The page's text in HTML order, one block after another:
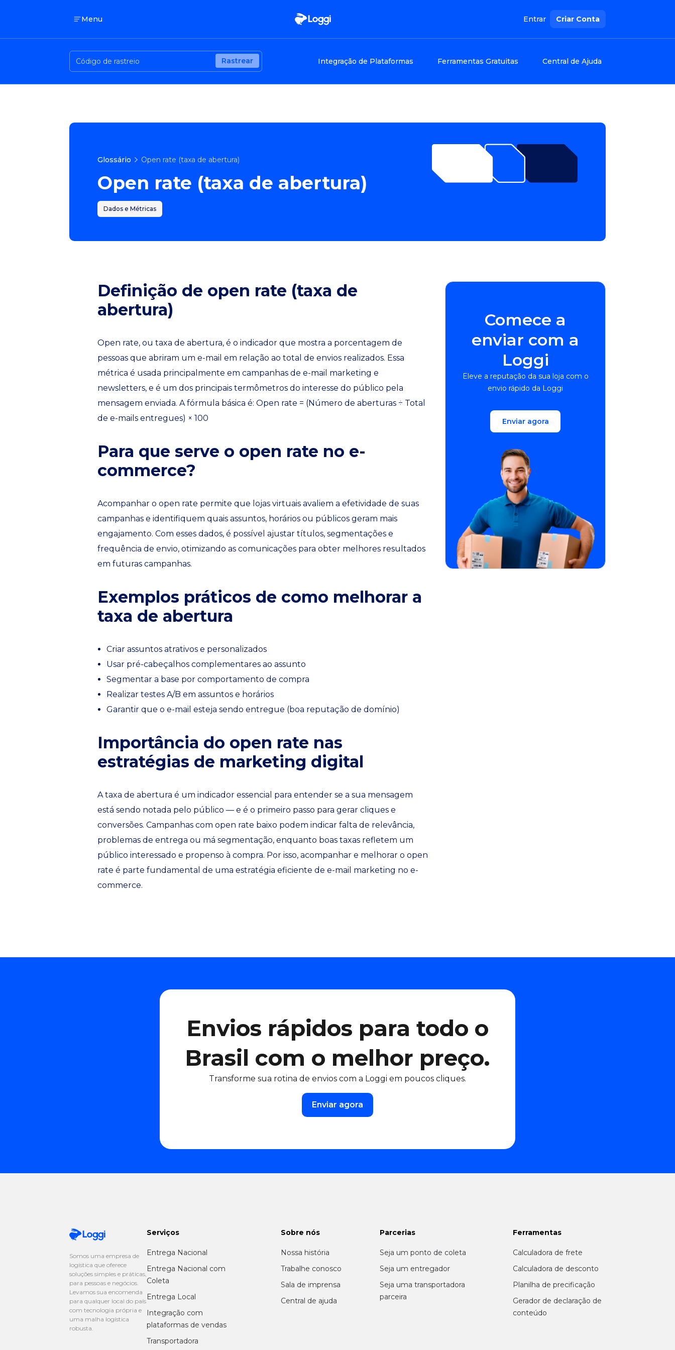
Menu Entrar Criar Conta
Rastrear Integração de Plataformas Ferramentas Gratuitas Central de Ajuda
Glossário Open rate (taxa de abertura)
Open rate (taxa de abertura)
Dados e Métricas
Definição de open rate (taxa de
abertura)
Open rate, ou taxa de abertura, é o indicador que mostra a porcentagem de
pessoas que abriram um e-mail em relação ao total de envios realizados. Essa
métrica é usada principalmente em campanhas de e-mail marketing e
newsletters, e é um dos principais termômetros do interesse do público pela
mensagem enviada. A fórmula básica é: Open rate = (Número de aberturas ÷ Total
de e-mails entregues) × 100
Para que serve o open rate no e-
commerce?
Acompanhar o open rate permite que lojas virtuais avaliem a efetividade de suas
campanhas e identifiquem quais assuntos, horários ou públicos geram mais
engajamento. Com esses dados, é possível ajustar títulos, segmentações e
frequência de envio, otimizando as comunicações para obter melhores resultados
em futuras campanhas.
Exemplos práticos de como melhorar a
taxa de abertura
Criar assuntos atrativos e personalizados
Usar pré-cabeçalhos complementares ao assunto
Segmentar a base por comportamento de compra
Realizar testes A/B em assuntos e horários
Garantir que o e-mail esteja sendo entregue (boa reputação de domínio)
Importância do open rate nas
estratégias de marketing digital
A taxa de abertura é um indicador essencial para entender se a sua mensagem
está sendo notada pelo público — e é o primeiro passo para gerar cliques e
conversões. Campanhas com open rate baixo podem indicar falta de relevância,
problemas de entrega ou má segmentação, enquanto boas taxas refletem um
público interessado e propenso à compra. Por isso, acompanhar e melhorar o open
rate é parte fundamental de uma estratégia eficiente de e-mail marketing no e-
commerce.
Comece a
enviar com a
Loggi
Eleve a reputação da sua loja com o
envio rápido da Loggi
Enviar agora
Envios rápidos para todo o
Brasil com o melhor preço.
Transforme sua rotina de envios com a Loggi em poucos cliques.
Enviar agora
Somos uma empresa de
logística que oferece
soluções simples e práticas,
para pessoas e negócios.
Levamos sua encomenda
para qualquer local do país
com tecnologia própria e
uma malha logística
robusta.
Serviços
Entrega Nacional
Entrega Nacional com
Coleta
Entrega Local
Integração com
plataformas de vendas
Transportadora
Sobre nós
Nossa história
Trabalhe conosco
Sala de imprensa
Central de ajuda
Parcerias
Seja um ponto de coleta
Seja um entregador
Seja uma transportadora
parceira
Ferramentas
Calculadora de frete
Calculadora de desconto
Planilha de precificação
Gerador de declaração de
conteúdo